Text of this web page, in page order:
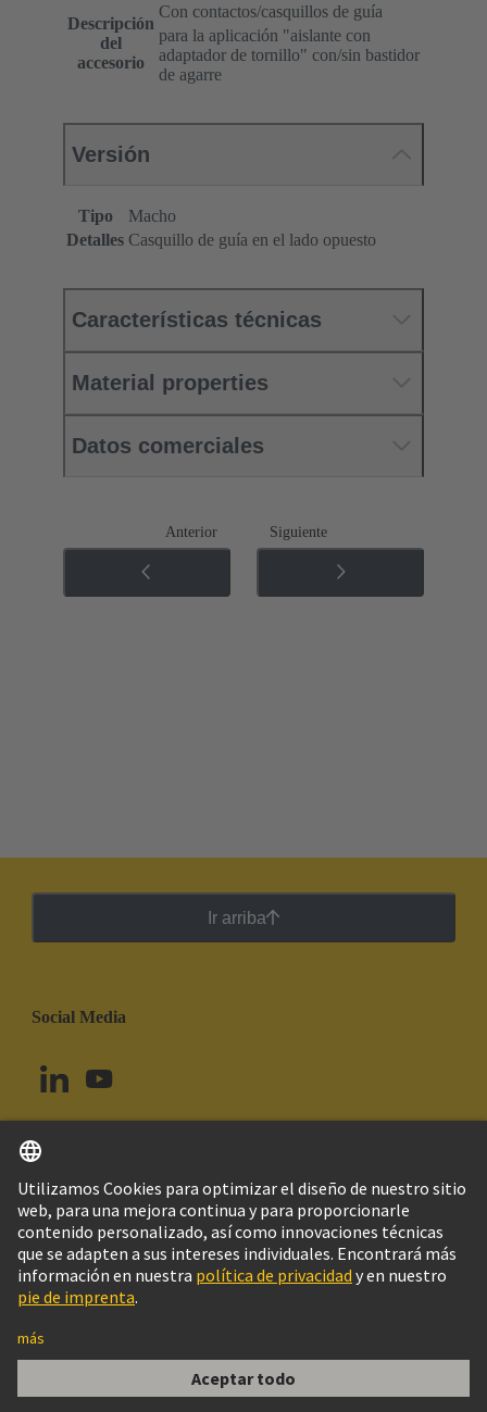
CODIFICADOR MACHO
Descripción
del
accesorio
Con contactos/casquillos de guía
para la aplicación "aislante con
adaptador de tornillo" con/sin bastidor
de agarre
Versión
Tipo
Macho
Detalles Casquillo de guía en el lado opuesto
Características técnicas
Material properties
Datos comerciales
Anterior Siguiente
Ir arriba
Social Media
Brasil Español
© Grupo Tecnológico HARTING
Configuración de cookies